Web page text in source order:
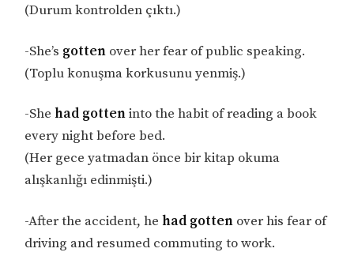
(Durum kontrolden çıktı.)
-She’s gotten over her fear of public speaking.
(Toplu konuşma korkusunu yenmiş.)
-Shehad gotteninto the habit of reading a book
every night before bed.
(Her gece yatmadan önce bir kitap okuma
alışkanlığı edinmişti.)
-After the accident, hehad gotten over his fear of
driving and resumed commuting to work.